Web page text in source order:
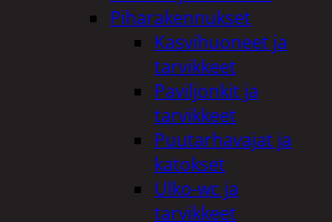
Piharakennukset
Kasvihuoneet ja
tarvikkeet
Paviljonkit ja
tarvikkeet
Puutarhavajat ja
katokset
Ulko-wc ja
tarvikkeet